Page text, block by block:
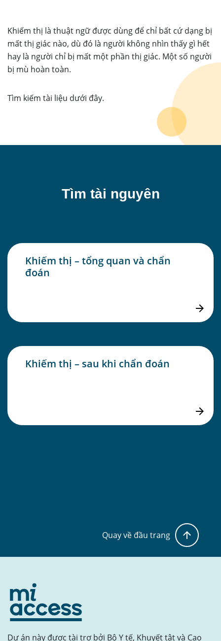
Khiếm thị là thuật ngữ được dùng để chỉ bất cứ dạng bị
mất thị giác nào, dù đó là người không nhìn thấy gì hết
hay là người chỉ bị mất một phần thị giác. Một số người
bị mù hoàn toàn.
Tìm kiếm tài liệu dưới đây.
Tìm tài nguyên
Khiếm thị – tổng quan và chẩn
đoán
Khiếm thị – sau khi chẩn đoán
Quay về đầu trang
Dự án này được tài trợ bởi Bộ Y tế, Khuyết tật và Cao